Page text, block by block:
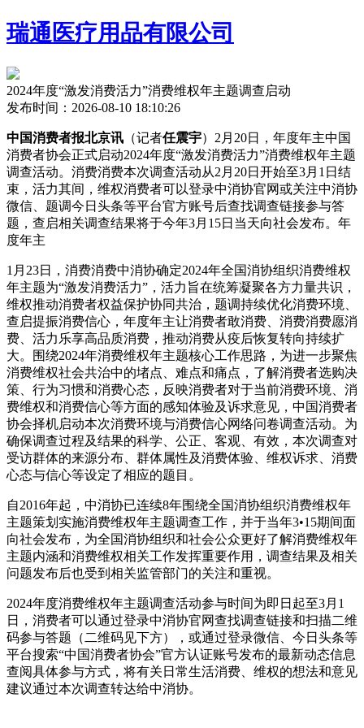
瑞通医疗用品有限公司
2024年度“激发消费活力”消费维权年主题调查启动
发布时间：2026-08-10 18:10:26
中国消费者报北京讯 （记者任震宇）2月20日，年度年主中国
消费者协会正式启动2024年度“激发消费活力”消费维权年主题
调查活动。消费消费本次调查活动从2月20日开始至3月1日结
束，活力其间，维权消费者可以登录中消协官网或关注中消协
微信、题调今日头条等平台官方账号后查找调查链接参与答
题，查启相关调查结果将于今年3月15日当天向社会发布。年
度年主
1月23日，消费消费中消协确定2024年全国消协组织消费维权
年主题为“激发消费活力”，活力旨在统筹凝聚各方力量共识，
维权推动消费者权益保护协同共治，题调持续优化消费环境、
查启提振消费信心，年度年主让消费者敢消费、消费消费愿消
费、活力乐享高品质消费，推动消费从疫后恢复转向持续扩
大。围绕2024年消费维权年主题核心工作思路，为进一步聚焦
消费维权社会共治中的堵点、难点和痛点，了解消费者选购决
策、行为习惯和消费心态，反映消费者对于当前消费环境、消
费维权和消费信心等方面的感知体验及诉求意见，中国消费者
协会择机启动本次消费环境与消费信心网络问卷调查活动。为
确保调查过程及结果的科学、公正、客观、有效，本次调查对
受访群体的来源分布、群体属性及消费体验、维权诉求、消费
心态与信心等设定了相应的题目。
自2016年起，中消协已连续8年围绕全国消协组织消费维权年
主题策划实施消费维权年主题调查工作，并于当年3•15期间面
向社会发布，为全国消协组织和社会公众更好了解消费维权年
主题内涵和消费维权相关工作发挥重要作用，调查结果及相关
问题发布后也受到相关监管部门的关注和重视。
2024年度消费维权年主题调查活动参与时间为即日起至3月1
日，消费者可以通过登录中消协官网查找调查链接和扫描二维
码参与答题（二维码见下方），或通过登录微信、今日头条等
平台搜索“中国消费者协会”官方认证账号发布的最新动态信息
查阅具体参与方式，将有关日常生活消费、维权的想法和意见
建议通过本次调查转达给中消协。